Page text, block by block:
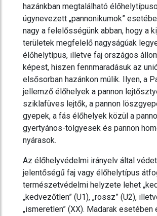
hazánkban megtalálható
úgynevezett „pannonikumok”
nagy a felelősségünk abban, hogy a
területek megfelelő nagyságúak
élőhelytípus, illetve faj országos
képest, hiszen fennmaradásuk az
elsősorban hazánkon múlik. Ilyen, a
jellemző élőhelyek a pannon
sziklafüves lejtők, a pannon
gyepek, a fás élőhelyek közül a
gyertyános-tölgyesek és pannon
nyárasok.
Az élőhelyvédelmi irányelv által
jelentőségű faj vagy élőhelytípus
természetvédelmi helyzete lehet
„kedvezőtlen” (U1), „rossz” (U2),
„ismeretlen” (XX). Madarak